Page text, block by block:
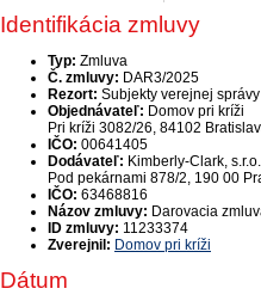
Identifikácia zmluvy
Typ: Zmluva
Č. zmluvy: DAR3/2025
Rezort: Subjekty verejnej správy
Objednávateľ: Domov pri kríži
Pri kríži 3082/26, 84102
IČO: 00641405
Dodávateľ: Kimberly-Clark, s.r.o.
Pod pekárnami 878/2, 190 00
IČO: 63468816
Názov zmluvy: Darovacia
ID zmluvy: 11233374
Zverejnil: Domov pri kríži
Dátum